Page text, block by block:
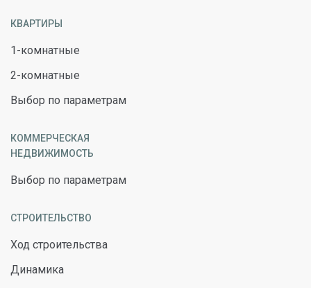
КВАРТИРЫ
1-комнатные
2-комнатные
Выбор по параметрам
КОММЕРЧЕСКАЯ
НЕДВИЖИМОСТЬ
Выбор по параметрам
СТРОИТЕЛЬСТВО
Ход строительства
Динамика